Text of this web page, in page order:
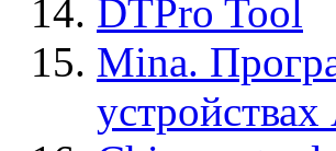
DTPro Tool
Mina.